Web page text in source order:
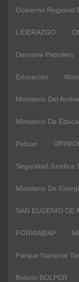
Gobierno Regional
LIDERAZGO
Derrame Petrolero
Educación
Ministerio Del
Ministerio De
Pebian
Seguridad Jurídica
Ministerio De
SAN EUGENIO DE
FORMABIAP
Parque Nacional
Boletín BOLPER